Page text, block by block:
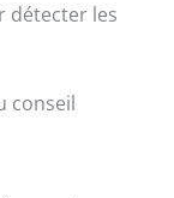
détecter les
conseil